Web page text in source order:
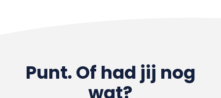
Punt. Of had jij nog
wat?